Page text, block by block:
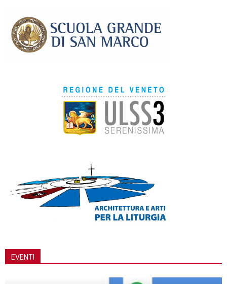
EVENTI